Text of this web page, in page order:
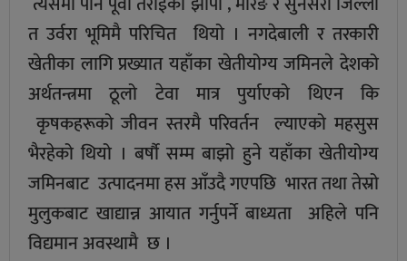
त उर्वरा भूमिमै परिचित थियो । नगदेबाली र तरकारी
खेतीका लागि प्रख्यात यहाँका खेतीयोग्य जमिनले देशको
अर्थतन्त्रमा ठूलो टेवा मात्र पुर्याएको थिएन कि
कृषकहरूको जीवन स्तरमै परिवर्तन ल्याएको महसुस
भैरहेको थियो । बर्षौ सम्म बाझो हुने यहाँका खेतीयोग्य
जमिनबाट उत्पादनमा हस आँउदै गएपछि भारत तथा तेस्रो
मुलुकबाट खाद्यान्न आयात गर्नुपर्ने बाध्यता अहिले पनि
विद्यमान अवस्थामै छ ।